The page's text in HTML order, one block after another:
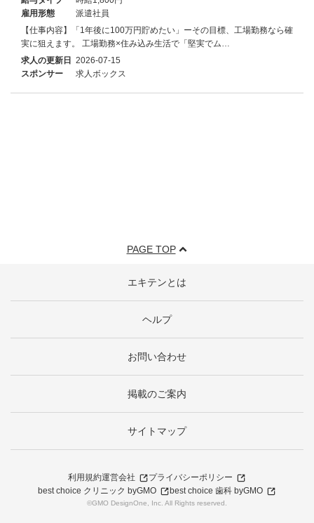
雇用形態
派遣社員
【仕事内容】「1年後に100万円貯めたい」ーその目標、工場勤務なら確
実に狙えます。 工場勤務×住み込み生活で「堅実でム…
求人の更新日 2026-07-15
スポンサー
求人ボックス
PAGE TOP
エキテンとは
ヘルプ
お問い合わせ
掲載のご案内
サイトマップ
利用規約運営会社
プライバシーポリシー
best choice クリニック byGMO
best choice 歯科 byGMO
©GMO DesignOne, Inc. All Rights reserved.